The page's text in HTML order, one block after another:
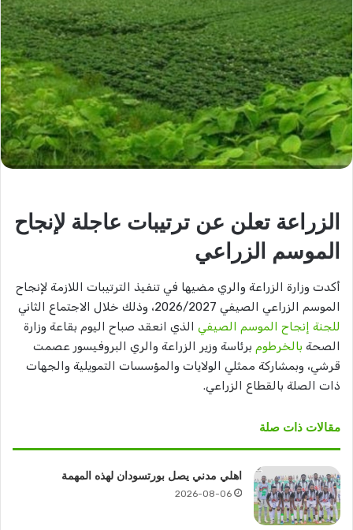
الزراعة تعلن عن ترتيبات عاجلة لإنجاح
الموسم الزراعي
أكدت وزارة الزراعة والري مضيها في تنفيذ الترتيبات اللازمة لإنجاح
الموسم الزراعي الصيفي 2026/2027، وذلك خلال الاجتماع الثاني
للجنة إنجاح الموسم الصيفي الذي انعقد صباح اليوم بقاعة وزارة
الصحة بالخرطوم برئاسة وزير الزراعة والري البروفيسور عصمت
قرشي، وبمشاركة ممثلي الولايات والمؤسسات التمويلية والجهات
ذات الصلة بالقطاع الزراعي.
مقالات ذات صلة
اهلي مدني يصل بورتسودان لهذه المهمة
2026-08-06